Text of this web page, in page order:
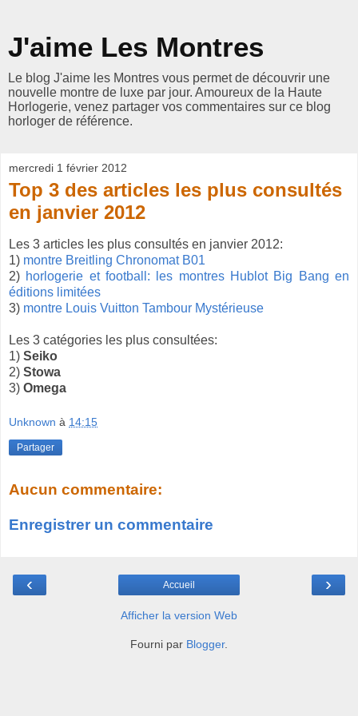
J'aime Les Montres
Le blog J'aime les Montres vous permet de découvrir une
nouvelle montre de luxe par jour. Amoureux de la Haute
Horlogerie, venez partager vos commentaires sur ce blog
horloger de référence.
mercredi 1 février 2012
Top 3 des articles les plus consultés
en janvier 2012
Les 3 articles les plus consultés en janvier 2012:
1) montre Breitling Chronomat B01
2) horlogerie et football: les montres Hublot Big Bang en
éditions limitées
3) montre Louis Vuitton Tambour Mystérieuse
Les 3 catégories les plus consultées:
1) Seiko
2) Stowa
3) Omega
Unknown à 14:15
Partager
Aucun commentaire:
Enregistrer un commentaire
‹ ›
Accueil
Afficher la version Web
Fourni par Blogger.